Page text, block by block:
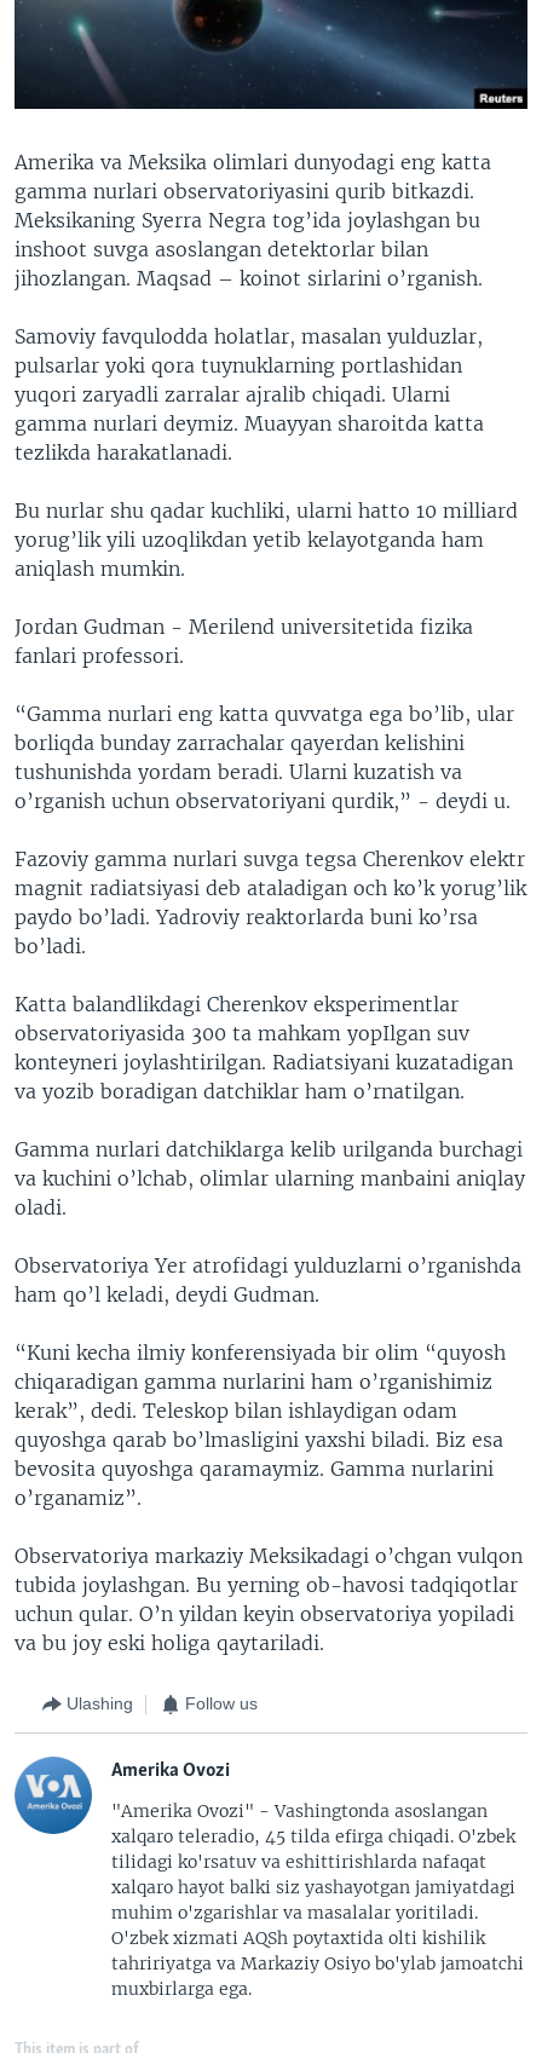
VIDEO
XABARLAR SURATLARDA
ODNOKLASSNIKI
TELEGRAM
TWITTER
SOUNDCLOUD
VOA
Amerika va Meksika olimlari dunyodagi eng katta
gamma nurlari observatoriyasini qurib bitkazdi.
Meksikaning Syerra Negra tog’ida joylashgan bu
inshoot suvga asoslangan detektorlar bilan
jihozlangan. Maqsad – koinot sirlarini o’rganish.
Samoviy favqulodda holatlar, masalan yulduzlar,
pulsarlar yoki qora tuynuklarning portlashidan
yuqori zaryadli zarralar ajralib chiqadi. Ularni
gamma nurlari deymiz. Muayyan sharoitda katta
tezlikda harakatlanadi.
Bu nurlar shu qadar kuchliki, ularni hatto 10 milliard
yorug’lik yili uzoqlikdan yetib kelayotganda ham
aniqlash mumkin.
Jordan Gudman - Merilend universitetida fizika
fanlari professori.
“Gamma nurlari eng katta quvvatga ega bo’lib, ular
borliqda bunday zarrachalar qayerdan kelishini
tushunishda yordam beradi. Ularni kuzatish va
o’rganish uchun observatoriyani qurdik,” - deydi u.
Fazoviy gamma nurlari suvga tegsa Cherenkov elektr
magnit radiatsiyasi deb ataladigan och ko’k yorug’lik
paydo bo’ladi. Yadroviy reaktorlarda buni ko’rsa
bo’ladi.
Katta balandlikdagi Cherenkov eksperimentlar
observatoriyasida 300 ta mahkam yopIlgan suv
konteyneri joylashtirilgan. Radiatsiyani kuzatadigan
va yozib boradigan datchiklar ham o’rnatilgan.
Gamma nurlari datchiklarga kelib urilganda burchagi
va kuchini o’lchab, olimlar ularning manbaini aniqlay
oladi.
Observatoriya Yer atrofidagi yulduzlarni o’rganishda
ham qo’l keladi, deydi Gudman.
“Kuni kecha ilmiy konferensiyada bir olim “quyosh
chiqaradigan gamma nurlarini ham o’rganishimiz
kerak”, dedi. Teleskop bilan ishlaydigan odam
quyoshga qarab bo’lmasligini yaxshi biladi. Biz esa
bevosita quyoshga qaramaymiz. Gamma nurlarini
o’rganamiz”.
Observatoriya markaziy Meksikadagi o’chgan vulqon
tubida joylashgan. Bu yerning ob-havosi tadqiqotlar
uchun qular. O’n yildan keyin observatoriya yopiladi
va bu joy eski holiga qaytariladi.
Ulashing Follow us
Amerika Ovozi
"Amerika Ovozi" - Vashingtonda asoslangan
xalqaro teleradio, 45 tilda efirga chiqadi. O'zbek
tilidagi ko'rsatuv va eshittirishlarda nafaqat
xalqaro hayot balki siz yashayotgan jamiyatdagi
muhim o'zgarishlar va masalalar yoritiladi.
O'zbek xizmati AQSh poytaxtida olti kishilik
tahririyatga va Markaziy Osiyo bo'ylab jamoatchi
muxbirlarga ega.
This item is part of